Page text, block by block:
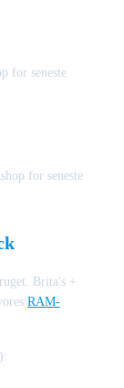
for seneste
for seneste
Brita's +
RAM-